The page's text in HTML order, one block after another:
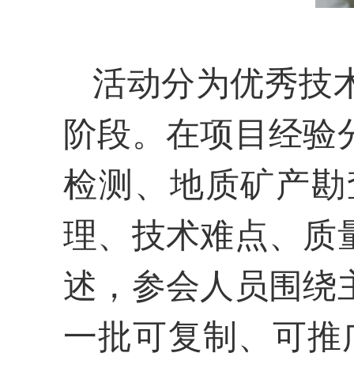
活动分为优秀技
阶段。在项目经验
检测、地质矿产
理、技术难点、质
述，参会人员围绕
一批可复制、可